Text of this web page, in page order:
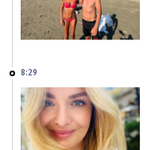
8:29